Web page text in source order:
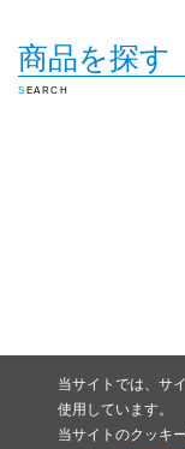
商品を探す
SEARCH
当サイトでは、サ
使用しています。
当サイトのクッキ